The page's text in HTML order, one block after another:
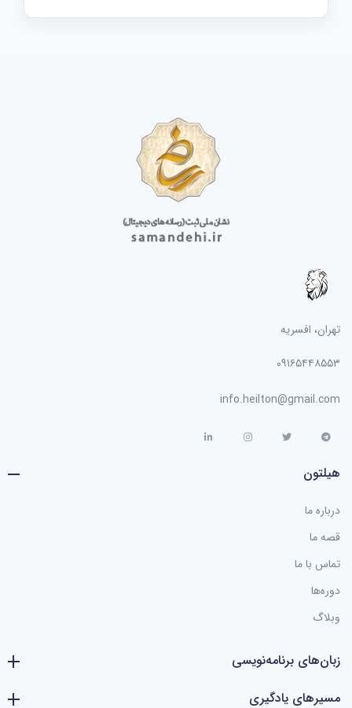
تهران، افسریه
۰۹۱۶۵۴۴۸۵۵۳
info.heilton@gmail.com
هیلتون
درباره ما
قصه ما
تماس با ما
دوره‌ها
وبلاگ
زبان‌های برنامه‌نویسی
مسیرهای یادگیری